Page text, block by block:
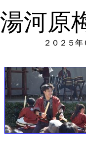
湯河原
２０２５